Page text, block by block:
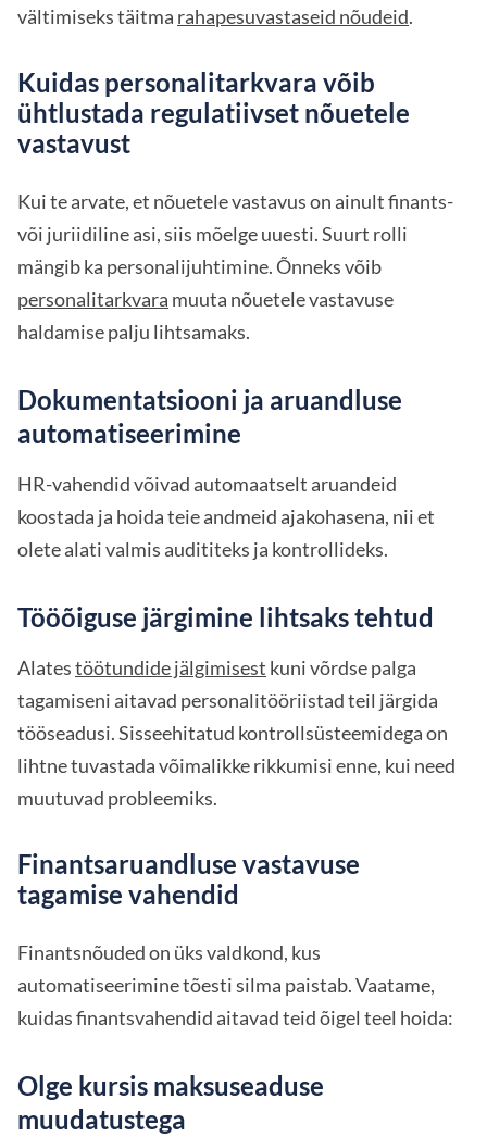
vältimiseks täitma rahapesuvastaseid nõudeid.
Kuidas personalitarkvara võib
ühtlustada regulatiivset nõuetele
vastavust
Kui te arvate, et nõuetele vastavus on ainult finants-
või juriidiline asi, siis mõelge uuesti. Suurt rolli
mängib ka personalijuhtimine. Õnneks võib
personalitarkvara muuta nõuetele vastavuse
haldamise palju lihtsamaks.
Dokumentatsiooni ja aruandluse
automatiseerimine
HR-vahendid võivad automaatselt aruandeid
koostada ja hoida teie andmeid ajakohasena, nii et
olete alati valmis audititeks ja kontrollideks.
Tööõiguse järgimine lihtsaks tehtud
Alatestöötundide jälgimisest kuni võrdse palga
tagamiseni aitavad personalitööriistad teil järgida
tööseadusi. Sisseehitatud kontrollsüsteemidega on
lihtne tuvastada võimalikke rikkumisi enne, kui need
muutuvad probleemiks.
Finantsaruandluse vastavuse
tagamise vahendid
Finantsnõuded on üks valdkond, kus
automatiseerimine tõesti silma paistab. Vaatame,
kuidas finantsvahendid aitavad teid õigel teel hoida:
Olge kursis maksuseaduse
muudatustega